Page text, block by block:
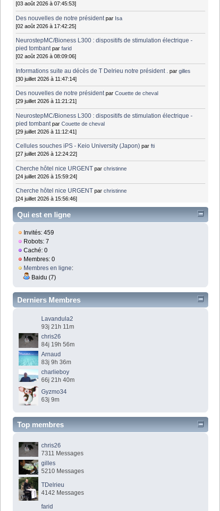
[03 août 2026 à 07:45:53]
Des nouvelles de notre président par Isa
[02 août 2026 à 17:42:25]
NeurostepMC/Bioness L300 : dispositifs de stimulation électrique -
pied tombant parfarid
[02 août 2026 à 08:09:06]
Informations suite au décès de T Delrieu notre président . pargilles
[30 juillet 2026 à 11:47:14]
Des nouvelles de notre président parCouette de cheval
[29 juillet 2026 à 11:21:21]
NeurostepMC/Bioness L300 : dispositifs de stimulation électrique -
pied tombant parCouette de cheval
[29 juillet 2026 à 11:12:41]
Cellules souches iPS - Keio University (Japon) parfti
[27 juillet 2026 à 12:24:22]
Cherche hôtel nice URGENT parchristinne
[24 juillet 2026 à 15:59:24]
Cherche hôtel nice URGENT parchristinne
[24 juillet 2026 à 15:56:46]
Qui est en ligne
Invités: 459
Robots: 7
Caché: 0
Membres: 0
Membres en ligne:
Baidu (7)
Derniers Membres
Lavandula2
93j 21h 11m
chris26
84j 19h 56m
Arnaud
83j 9h 36m
charlieboy
66j 21h 40m
Gyzmo34
63j 9m
Top membres
chris26
7311 Messages
gilles
5210 Messages
TDelrieu
4142 Messages
farid